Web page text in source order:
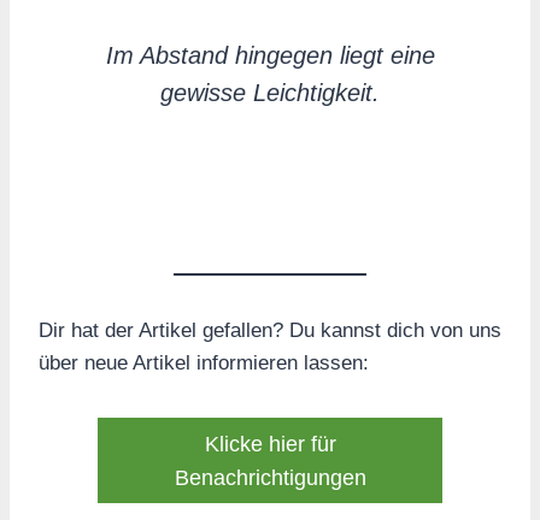
Im Abstand hingegen liegt eine
gewisse Leichtigkeit.
Dir hat der Artikel gefallen? Du kannst dich von uns
über neue Artikel informieren lassen:
Klicke hier für
Benachrichtigungen